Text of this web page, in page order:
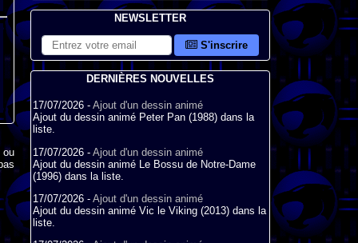
ou
NEWSLETTER
S'inscrire
DERNIÈRES NOUVELLES
17/07/2026 - Ajout d'un dessin animé
Ajout du dessin animé Peter Pan (1988) dans la
liste.
17/07/2026 - Ajout d'un dessin animé
Ajout du dessin animé Le Bossu de Notre-Dame
(1996) dans la liste.
17/07/2026 - Ajout d'un dessin animé
Ajout du dessin animé Vic le Viking (2013) dans la
liste.